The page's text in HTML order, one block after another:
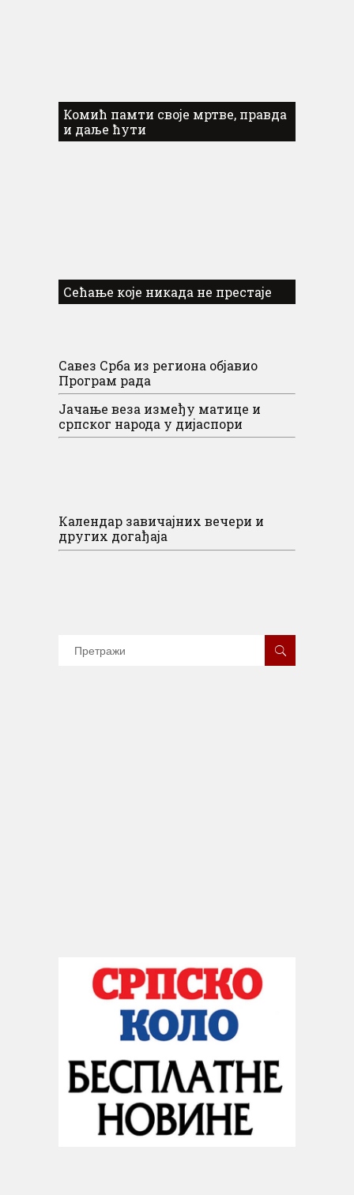
Комић памти своје мртве, правда
и даље ћути
Сећање које никада не престаје
Савез Срба из региона објавио
Програм рада
Јачање веза између матице и
српског народа у дијаспори
Календар завичајних вечери и
других догађаја